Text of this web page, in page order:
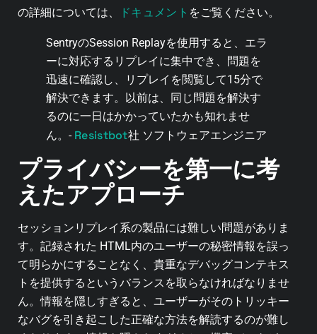
の詳細については、
ドキュメント をご覧ください。
SentryのSession Replayを使用すると、エラ
ーに対応するリプレイに集中でき、問題を
迅速に確認し、リプレイを閲覧して15分で
解決できます。以前は、同じ問題を解決す
るのに一日はかかっていたかも知れませ
ん。- Resistbot社 ソフトウェアエンジニア
プライバシーを第一に考
えたアプローチ
セッションリプレイ系の製品には難しい問題がありま
す。記録された HTML内のユーザーの秘密情報を誤っ
て明らかにすることなく、貴重なデバッグコンテキス
トを提供するというバランスを取らなければなりませ
ん。情報を隠しすぎると、ユーザーがそのトリッキー
なバグを引き起こした正確な方法を解読するのが難し